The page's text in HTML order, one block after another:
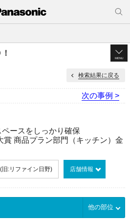
MENU
検索結果に戻る
次の事例 >
ースをしっかり確保
賞 商品プラン部門（キッチン）金
:リファイン日野) 店舗情報
他の部位